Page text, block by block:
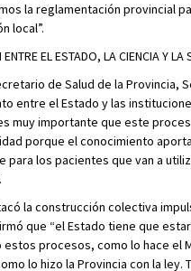
la reglamentación provincial
local”.
EL ESTADO, LA CIENCIA Y LA
de Salud de la Provincia,
entre el Estado y las
muy importante que este
porque el conocimiento
para los pacientes que van a
la construcción colectiva
que “el Estado tiene que
estos procesos, como lo hace el
lo hizo la Provincia con la ley.